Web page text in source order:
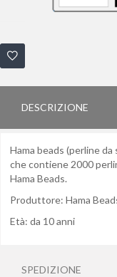
DESCRIZIONE
Hama beads (perline
che contiene 2000
Hama Beads.
Produttore: Hama
Età: da 10 anni
SPEDIZIONE